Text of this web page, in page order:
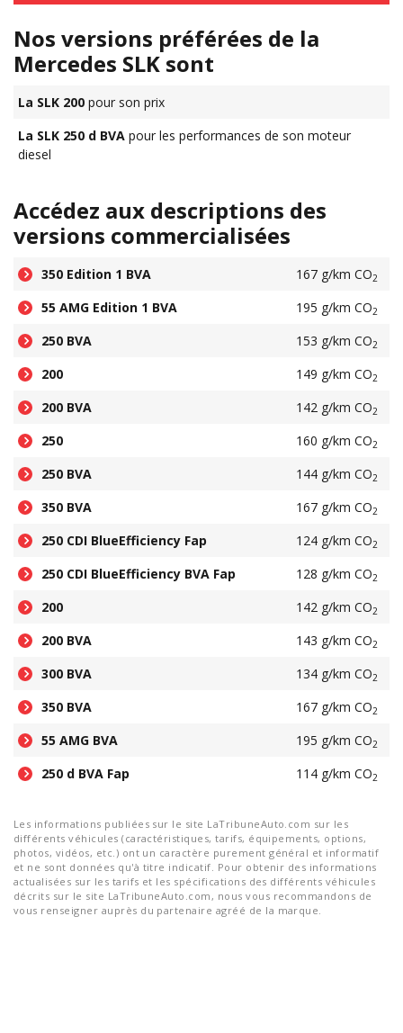
Nos versions préférées de la
Mercedes SLK sont
La SLK 200 pour son prix
La SLK 250 d BVA pour les performances de son moteur
diesel
Accédez aux descriptions des
versions commercialisées
350 Edition 1 BVA 167 g/km CO2
55 AMG Edition 1 BVA 195 g/km CO2
250 BVA 153 g/km CO2
200 149 g/km CO2
200 BVA 142 g/km CO2
250 160 g/km CO2
250 BVA 144 g/km CO2
350 BVA 167 g/km CO2
250 CDI BlueEfficiency Fap 124 g/km CO2
250 CDI BlueEfficiency BVA Fap 128 g/km CO2
200 142 g/km CO2
200 BVA 143 g/km CO2
300 BVA 134 g/km CO2
350 BVA 167 g/km CO2
55 AMG BVA 195 g/km CO2
250 d BVA Fap 114 g/km CO2
Les informations publiées sur le site LaTribuneAuto.com sur les
différents véhicules (caractéristiques, tarifs, équipements, options,
photos, vidéos, etc.) ont un caractère purement général et informatif
et ne sont données qu'à titre indicatif. Pour obtenir des informations
actualisées sur les tarifs et les spécifications des différents véhicules
décrits sur le site LaTribuneAuto.com, nous vous recommandons de
vous renseigner auprès du partenaire agréé de la marque.